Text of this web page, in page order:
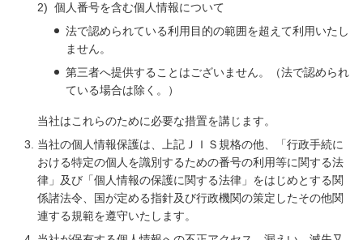
2) 個人番号を含む個人情報について
法で認められている利用目的の範囲を超えて利用いたし
ません。
第三者へ提供することはございません。（法で認められ
ている場合は除く。）
当社はこれらのために必要な措置を講じます。
当社の個人情報保護は、上記ＪＩＳ規格の他、「行政手続に
おける特定の個人を識別するための番号の利用等に関する法
律」及び「個人情報の保護に関する法律」をはじめとする関
係諸法令、国が定める指針及び行政機関の策定したその他関
連する規範を遵守いたします。